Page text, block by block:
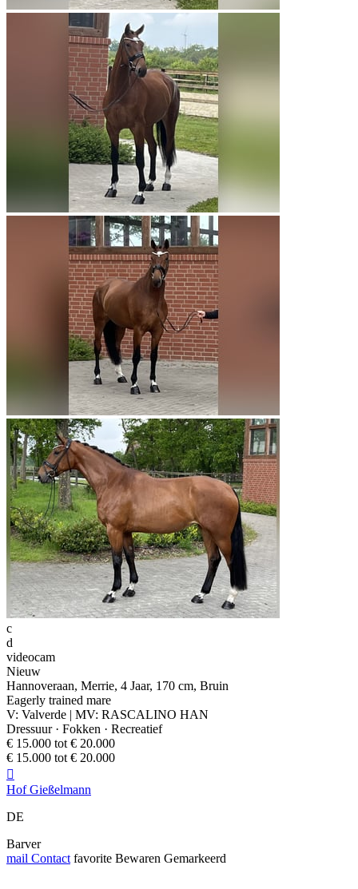
c
d
videocam
Nieuw
Hannoveraan, Merrie, 4 Jaar, 170 cm, Bruin
Eagerly trained mare
V: Valverde | MV: RASCALINO HAN
Dressuur · Fokken · Recreatief
€ 15.000 tot € 20.000
€ 15.000 tot € 20.000

Hof Gießelmann
DE
Barver
mail Contact favorite Bewaren Gemarkeerd